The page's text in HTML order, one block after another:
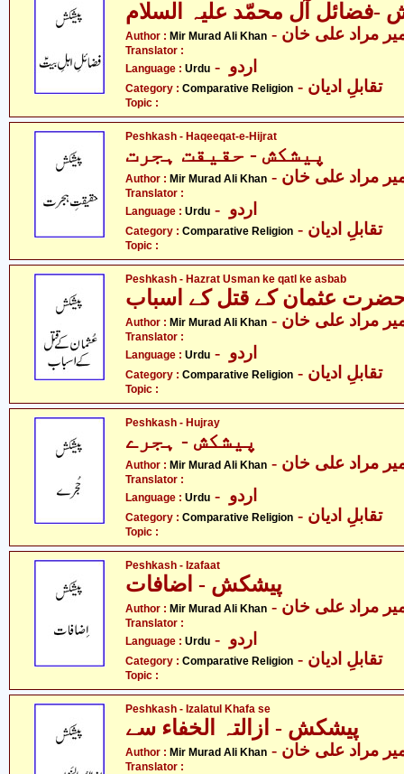
-فضائل آل محمّد علیہ السلام
Author : Mir Murad Ali Khan میر مراد علی خان
Translator :
Language : Urdu
Category : Comparative Religion - تقابلِ ادیان
Topic :
Peshkash - Haqeeqat-e-Hijrat
پیشکش - حقیقت ہجرت
Author : Mir Murad Ali Khan میر مراد علی خان
Translator :
Language : Urdu
Category : Comparative Religion - تقابلِ ادیان
Topic :
Peshkash - Hazrat Usman ke qatl ke asbab
عثمان کے قتل کے اسباب
Author : Mir Murad Ali Khan میر مراد علی خان
Translator :
Language : Urdu
Category : Comparative Religion - تقابلِ ادیان
Topic :
Peshkash - Hujray
پیشکش - ہجرے
Author : Mir Murad Ali Khan میر مراد علی خان
Translator :
Language : Urdu
Category : Comparative Religion - تقابلِ ادیان
Topic :
Peshkash - Izafaat
پیشکش - اضافات
Author : Mir Murad Ali Khan میر مراد علی خان
Translator :
Language : Urdu
Category : Comparative Religion - تقابلِ ادیان
Topic :
Peshkash - Izalatul Khafa se
پیشکش - ازالتہ الخفاء سے
Author : Mir Murad Ali Khan میر مراد علی خان
Translator :